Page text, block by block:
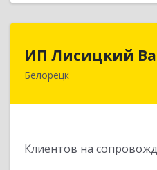
ИП Лисицкий
Белорецк
Клиентов на
ИП Лисицкий
453501,